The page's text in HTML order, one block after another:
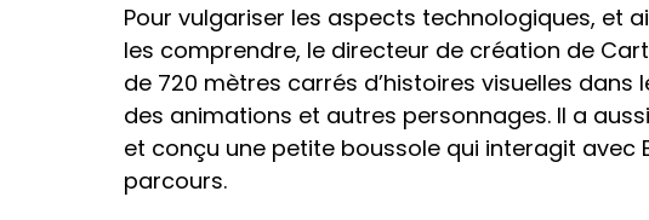
Pour vulgariser les aspects technologiques, et
les comprendre, le directeur de création de
de 720 mètres carrés d’histoires visuelles
des animations et autres personnages. Il a
et conçu une petite boussole qui interagit avec
parcours.